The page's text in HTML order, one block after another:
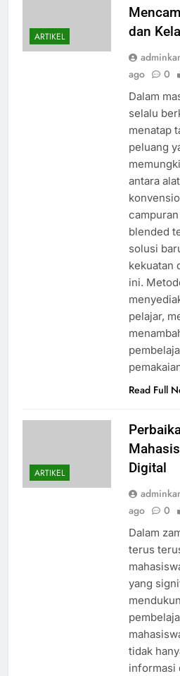
ARTIKEL
dan
ago
0
Dalam
selalu
menatap
peluang
antara
blended
solusi
kekuatan
ini.
pelajar,
Read Full
ARTIKEL
Digital
ago
0
Dalam
terus
yang
tidak
informasi